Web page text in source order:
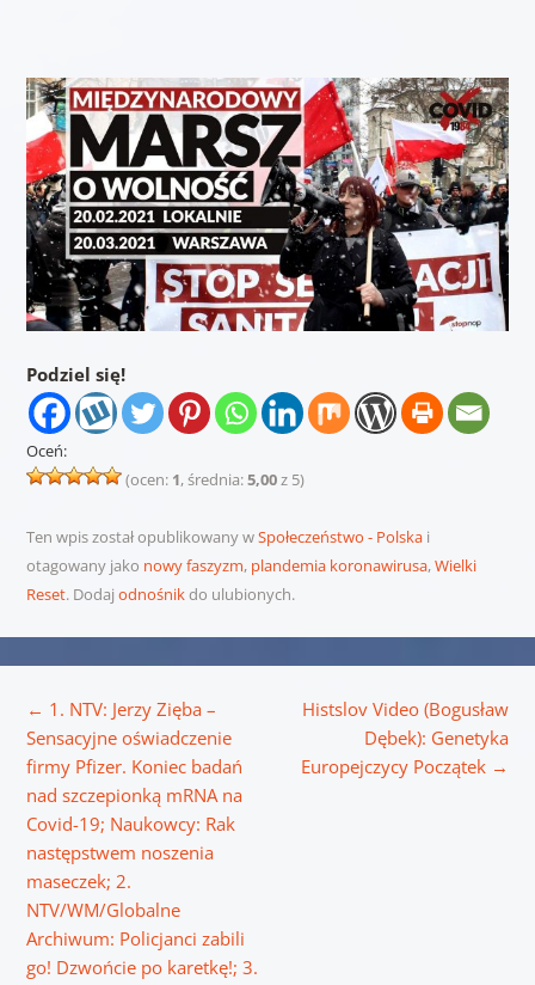
Podziel się!
Oceń:
(ocen: 1, średnia:5,00z 5)
Ten wpis został opublikowany wSpołeczeństwo - Polskai
otagowany jako nowy faszyzm, plandemia koronawirusa,Wielki
Reset. Dodaj odnośnikdo ulubionych.
← 1. NTV: Jerzy Zięba –
Sensacyjne oświadczenie
firmy Pfizer. Koniec badań
nad szczepionką mRNA na
Covid-19; Naukowcy: Rak
następstwem noszenia
maseczek; 2.
NTV/WM/Globalne
Archiwum: Policjanci zabili
go! Dzwońcie po karetkę!; 3.
Histslov Video (Bogusław
Dębek): Genetyka
Europejczycy Początek →